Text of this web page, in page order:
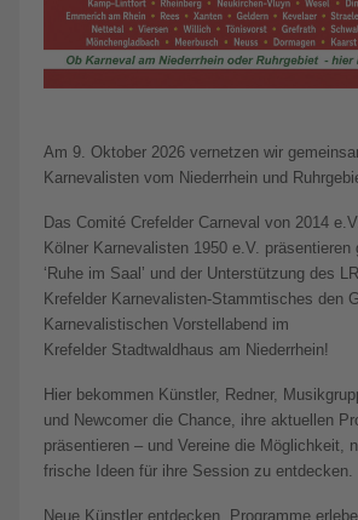
Am 9. Oktober 2026 vernetzen wir
Karnevalisten vom Niederrhein und
Das Comité Crefelder Carneval von 2014
Kölner Karnevalisten 1950 e.V. präsentieren
‘Ruhe im Saal’ und der Unterstützung des
Krefelder Karnevalisten-Stammtisches den
Karnevalistischen Vorstellabend im
Krefelder Stadtwaldhaus am Niederrhein!
Hier bekommen Künstler, Redner,
und Newcomer die Chance, ihre aktuellen
präsentieren – und Vereine die Möglichkeit,
frische Ideen für ihre Session zu entdecken.
Neue Künstler entdecken, Programme